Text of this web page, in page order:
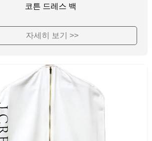
코튼 드레스 백
자세히 보기 >>